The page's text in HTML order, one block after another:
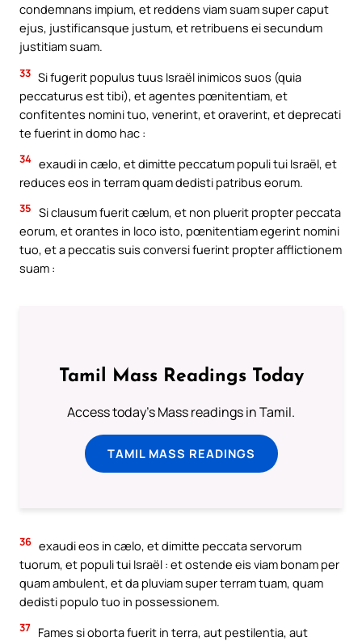
condemnans impium, et reddens viam suam super caput
ejus, justificansque justum, et retribuens ei secundum
justitiam suam.
33 Si fugerit populus tuus Israël inimicos suos (quia
peccaturus est tibi), et agentes pœnitentiam, et
confitentes nomini tuo, venerint, et oraverint, et deprecati
te fuerint in domo hac :
34 exaudi in cælo, et dimitte peccatum populi tui Israël, et
reduces eos in terram quam dedisti patribus eorum.
35 Si clausum fuerit cælum, et non pluerit propter peccata
eorum, et orantes in loco isto, pœnitentiam egerint nomini
tuo, et a peccatis suis conversi fuerint propter afflictionem
suam :
Tamil Mass Readings Today
Access today's Mass readings in Tamil.
TAMIL MASS READINGS
36 exaudi eos in cælo, et dimitte peccata servorum
tuorum, et populi tui Israël : et ostende eis viam bonam per
quam ambulent, et da pluviam super terram tuam, quam
dedisti populo tuo in possessionem.
37 Fames si oborta fuerit in terra, aut pestilentia, aut